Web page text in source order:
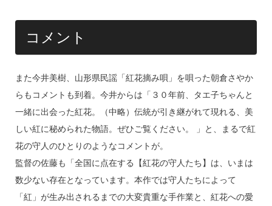
コメント
また今井美樹、山形県民謡「紅花摘み唄」を唄った朝倉さやか
らもコメントも到着。今井からは「３０年前、タエ子ちゃんと
一緒に出会った紅花。（中略）伝統が引き継がれて現れる、美
しい紅に秘められた物語。ぜひご覧ください。 」と、まるで紅
花の守人のひとりのようなコメントが。
監督の佐藤も「全国に点在する【紅花の守人たち】は、いまは
数少ない存在となっています。本作では守人たちによって
「紅」が生み出されるまでの大変貴重な手作業と、紅花への愛